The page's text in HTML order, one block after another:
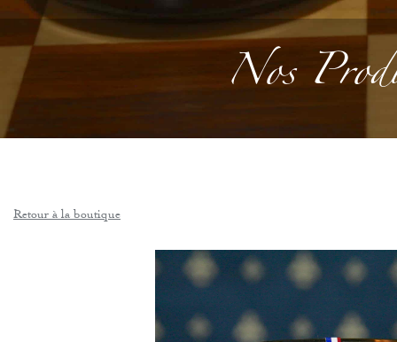
Nos
Retour à la boutique